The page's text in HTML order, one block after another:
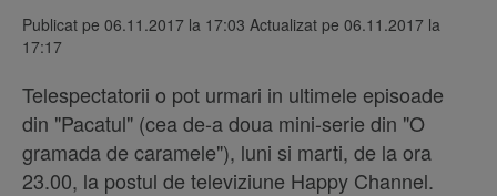
Publicat pe 06.11.2017 la 17:03 Actualizat pe 06.11.2017 la
17:17
Telespectatorii o pot urmari in ultimele episoade
din "Pacatul" (cea de-a doua mini-serie din "O
gramada de caramele"), luni si marti, de la ora
23.00, la postul de televiziune Happy Channel.